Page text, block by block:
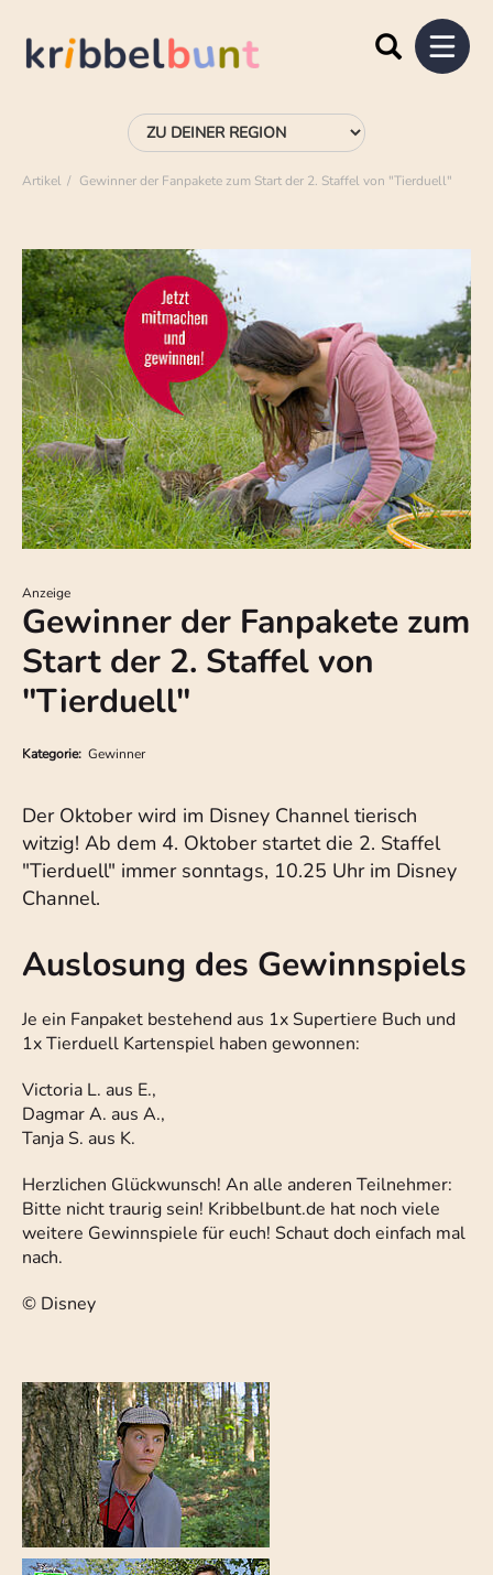
Artikel Gewinner der Fanpakete zum Start der 2. Staffel von "Tierduell"
Anzeige
Gewinner der Fanpakete zum
Start der 2. Staffel von
"Tierduell"
Kategorie: Gewinner
Der Oktober wird im Disney Channel tierisch
witzig! Ab dem 4. Oktober startet die 2. Staffel
"Tierduell" immer sonntags, 10.25 Uhr im Disney
Channel.
Auslosung des Gewinnspiels
Je ein Fanpaket bestehend aus 1x Supertiere Buch und
1x Tierduell Kartenspiel haben gewonnen:
Victoria L. aus E.,
Dagmar A. aus A.,
Tanja S. aus K.
Herzlichen Glückwunsch! An alle anderen Teilnehmer:
Bitte nicht traurig sein! Kribbelbunt.de hat noch viele
weitere Gewinnspiele für euch! Schaut doch einfach mal
nach.
© Disney